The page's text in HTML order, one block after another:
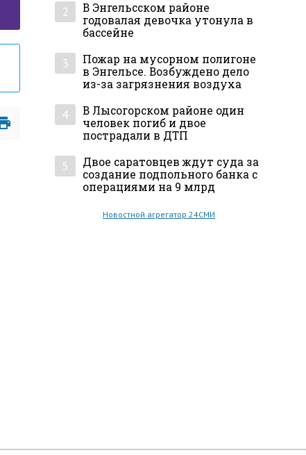
2
В Энгельсском районе
годовалая девочка утонула в
бассейне
3
Пожар на мусорном полигоне
в Энгельсе. Возбуждено дело
из-за загрязнения воздуха
4
В Лысогорском районе один
человек погиб и двое
пострадали в ДТП
5
Двое саратовцев ждут суда за
создание подпольного банка с
операциями на 9 млрд
Новостной агрегатор 24СМИ